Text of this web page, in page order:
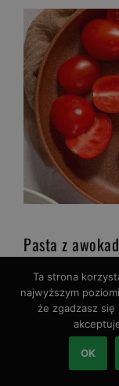
Pasta z
Kolejna
kanapki dla
jajka i
odżywcza.
Ta strona
najwyższym
że zgadzasz
OK